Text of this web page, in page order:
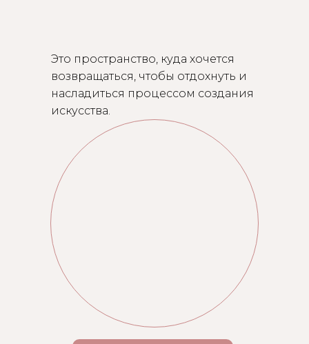
Это пространство, куда хочется
возвращаться, чтобы отдохнуть и
насладиться процессом создания
искусства.